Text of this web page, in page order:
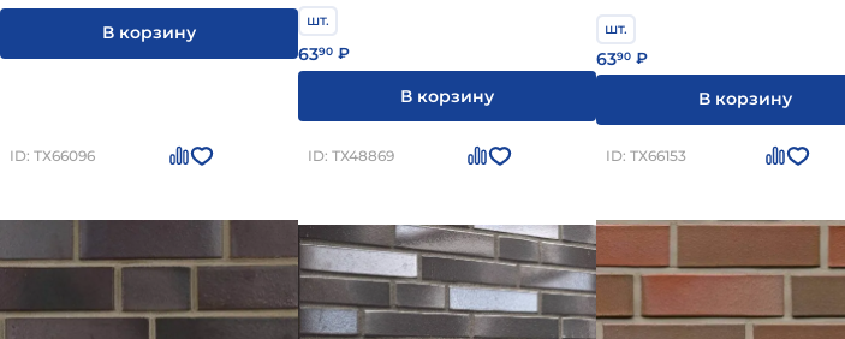
В корзину
шт.
6390 ₽
В корзину
шт.
6390 ₽
В корзину
ID: ТХ66096 ID: ТХ48869 ID: ТХ66153